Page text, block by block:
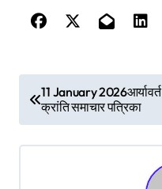
s
11 January 2026आर्यावर्त
क्रांति समाचार पत्रिका